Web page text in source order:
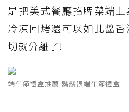
是把美式餐廳招牌菜端
冷凍回烤還可以如此醬
切就分離了!
端午節禮盒推薦 鬍鬚張端午節禮盒